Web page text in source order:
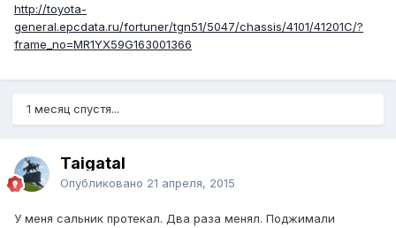
http://toyota-
general.epcdata.ru/fortuner/tgn51/5047/chassis/4101/41201C/?
frame_no=MR1YX59G163001366
1 месяц спустя...
Taigatal
Опубликовано 21 апреля, 2015
У меня сальник протекал. Два раза менял. Поджимали